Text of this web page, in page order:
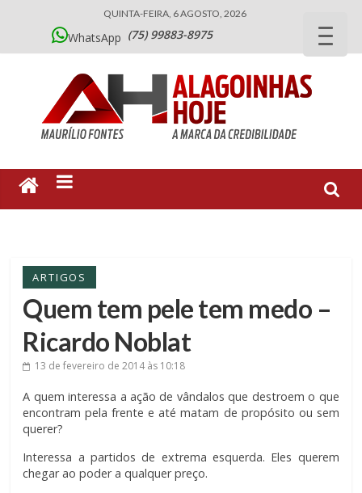
QUINTA-FEIRA, 6 AGOSTO, 2026
WhatsApp (75) 99883-8975
ARTIGOS
Quem tem pele tem medo –
Ricardo Noblat
13 de fevereiro de 2014às 10:18
A quem interessa a ação de vândalos que destroem o que
encontram pela frente e até matam de propósito ou sem
querer?
Interessa a partidos de extrema esquerda. Eles querem
chegar ao poder a qualquer preço.